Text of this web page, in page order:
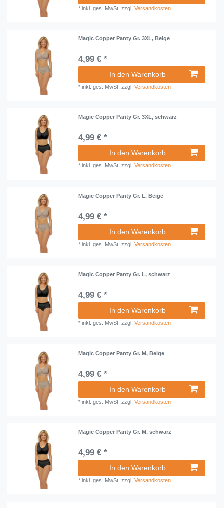
*inkl. ges. MwSt. zzgl.Versandkosten
Magic Copper Panty Gr. 3XL, Beige
4,99 € *
In den Warenkorb
*inkl. ges. MwSt. zzgl.Versandkosten
Magic Copper Panty Gr. 3XL, schwarz
4,99 € *
In den Warenkorb
*inkl. ges. MwSt. zzgl.Versandkosten
Magic Copper Panty Gr. L, Beige
4,99 € *
In den Warenkorb
*inkl. ges. MwSt. zzgl.Versandkosten
Magic Copper Panty Gr. L, schwarz
4,99 € *
In den Warenkorb
*inkl. ges. MwSt. zzgl.Versandkosten
Magic Copper Panty Gr. M, Beige
4,99 € *
In den Warenkorb
*inkl. ges. MwSt. zzgl.Versandkosten
Magic Copper Panty Gr. M, schwarz
4,99 € *
In den Warenkorb
*inkl. ges. MwSt. zzgl.Versandkosten